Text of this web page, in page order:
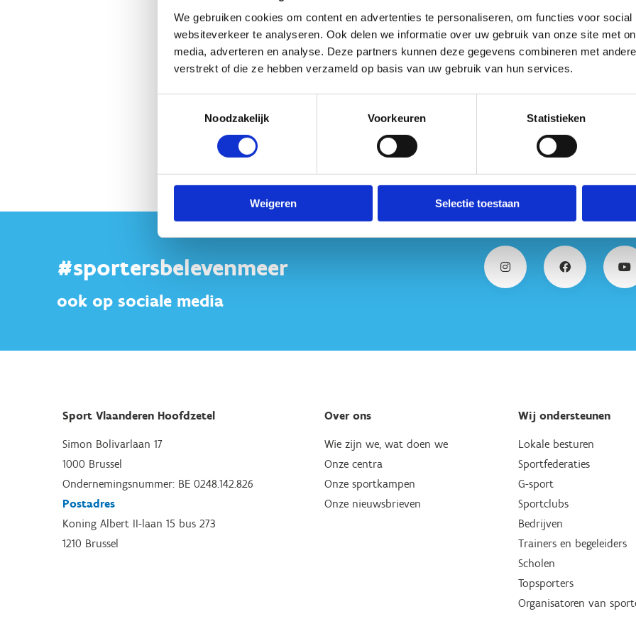
We gebruiken cookies om content en advertenties te personaliseren, om functies voor
websiteverkeer te analyseren. Ook delen we informatie over uw gebruik van onze site met
media, adverteren en analyse. Deze partners kunnen deze gegevens combineren met
verstrekt of die ze hebben verzameld op basis van uw gebruik van hun services.
Noodzakelijk
Voorkeuren Statistieken
Weigeren Selectie toestaan
Circuit Zolder en De Wijerslangs ons gelegen, kunnen we een
hele dag invullen!
Interesse? Boek je persoonlijke kennismaking
#sportersbelevenmeer
ook op sociale media
Sport Vlaanderen Hoofdzetel
Simon Bolivarlaan 17
1000 Brussel
Ondernemingsnummer: BE 0248.142.826
Postadres
Koning Albert II-laan 15 bus 273
1210 Brussel
Over ons
Wie zijn we, wat doen we
Onze centra
Onze sportkampen
Onze nieuwsbrieven
Wij ondersteunen
Lokale besturen
Sportfederaties
G-sport
Sportclubs
Bedrijven
Trainers en begeleiders
Scholen
Topsporters
Organisatoren van